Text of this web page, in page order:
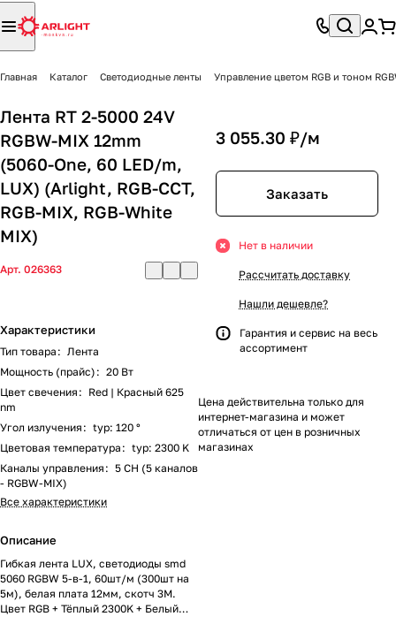
Главная Каталог Светодиодные ленты Управление цветом RGB и тоном
Лента RT 2-5000 24V
RGBW-MIX 12mm
(5060-One, 60 LED/m,
LUX) (Arlight, RGB-CCT,
RGB-MIX, RGB-White
MIX)
Арт. 026363
Характеристики
Тип товара : Лента
Мощность (прайс) : 20 Вт
Цвет свечения : Red | Красный 625
nm
Угол излучения : typ: 120 °
Цветовая температура : typ: 2300 K
Каналы управления : 5 CH (5 каналов
- RGBW-MIX)
Все характеристики
Описание
Гибкая лента LUX, светодиоды smd
5060 RGBW 5-в-1, 60шт/м (300шт на
5м), белая плата 12мм, скотч 3М.
Цвет RGB + Тёплый 2300K + Белый
3 055.30 ₽/м
Заказать
Нет в наличии
Рассчитать доставку
Нашли дешевле?
Гарантия и сервис на весь
ассортимент
Цена действительна только для
интернет-магазина и может
отличаться от цен в розничных
магазинах